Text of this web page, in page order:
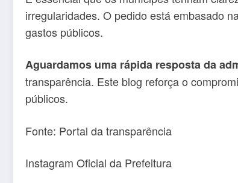
irregularidades. O pedido está embasado
gastos públicos.
Aguardamos uma rápida resposta da
transparência. Este blog reforça o
públicos.
Fonte: Portal da transparência
Instagram Oficial da Prefeitura